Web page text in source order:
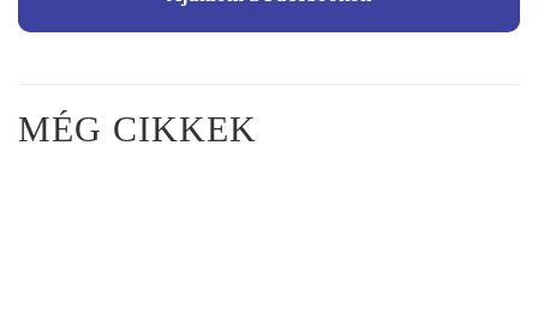
MÉG CIKKEK